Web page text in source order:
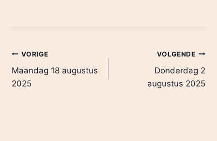
VORIGE
Maandag 18 augustus
2025
VOLGENDE
Donderdag 2
augustus 2025